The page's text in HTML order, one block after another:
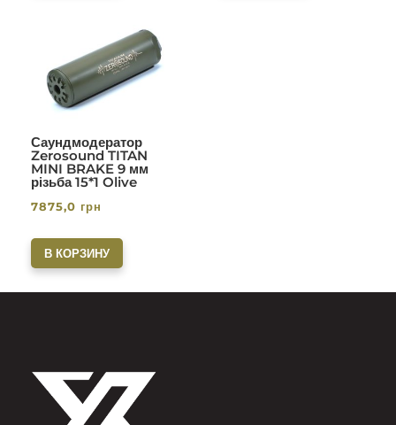
Саундмодератор
Zerosound TITAN
MINI BRAKE 9 мм
різьба 15*1 Olive
7875,0 грн
В КОРЗИНУ